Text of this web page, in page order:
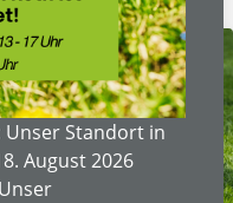
Standort in
August 2026